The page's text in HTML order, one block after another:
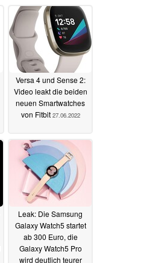
24.07.2022
Versa 4 und Sense 2:
Video leakt die beiden
neuen Smartwatches
von Fitbit 27.06.2022
Leak: Die Samsung
Galaxy Watch5 startet
ab 300 Euro, die
Galaxy Watch5 Pro
wird deutlich teurer